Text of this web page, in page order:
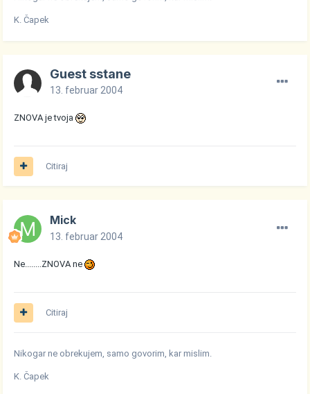
K. Čapek
Guest sstane
13. februar 2004
ZNOVA je tvoja
Citiraj
Mick
13. februar 2004
Ne........ZNOVA ne
Citiraj
Nikogar ne obrekujem, samo govorim, kar mislim.
K. Čapek